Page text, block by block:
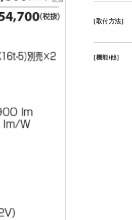
[取付方法]
[機能/他]